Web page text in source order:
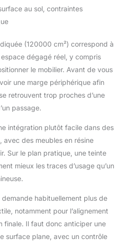
au sol, contraintes
(120000 cm²) correspond à
dégagé réel, y compris
le mobilier. Avant de vous
une marge périphérique afin
retrouvent trop proches d’une
passage.
intégration plutôt facile dans des
avec des meubles en résine
Sur le plan pratique, une teinte
mieux les traces d’usage qu’un
habituellement plus de
notamment pour l’alignement
finale. Il faut donc anticiper une
surface plane, avec un contrôle